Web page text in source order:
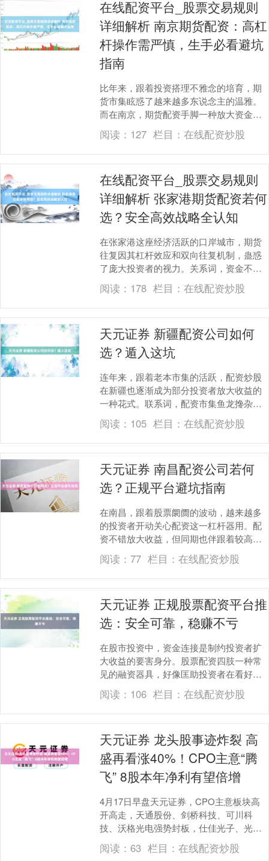
在线配资平台_股票交易规则
详细解析 南京期货配资：高杠
杆操作需严慎，生手必看避坑
指南
比年来，跟着投资搭理不雅念的培育，期
货市集眩惑了越来越多东说念主的温雅。
而在南京，期货配资手脚一种放大资金的
时势，也渐渐走进豪迈投资者的视线。所
谓期货配资，是指....
阅读： 127 栏目： 在线配资炒股
在线配资平台_股票交易规则
详细解析 张家港期货配资若何
选？安全高效战略全认知
在张家港这座经济活跃的口岸城市，期货
往复因其杠杆效应和双向往复机制，蛊惑
了庞大投资者的视力。关系词，资金不及
或风险升天才调有限，使得“配资”成为不少
投资者的选拔....
阅读： 178 栏目： 在线配资炒股
天元证券 新疆配资公司如何
选？遁入这坑
连年来，跟着老本市集的活跃，配资炒股
在新疆也逐渐成为部分投资者放大收益的
一种花式。联系词，配资市集鱼龙搀杂，
尤其是新疆地处西北，信息相对滞后，投
资者在经受配资公....
阅读： 105 栏目： 在线配资炒股
天元证券 南昌配资公司若何
选？正规平台避坑指南
在南昌，跟着股票阛阓的波动，越来越多
的投资者开动关心配资这一杠杆器用。配
资不错放大收益，但同期也伴跟着较高的
风险。面临阛阓上繁密配资公司，如何遴
荐一家正规、可靠....
阅读：77 栏目： 在线配资炒股
天元证券 正规股票配资平台推
选：安全可靠，稳赚不亏
在股市投资中，资金连接是制约投资者扩
大收益的要害身分。股票配资四肢一种常
见的融资器具，好像匡助投资者在看好商
场时放大资金使用后果。有关词，商场上
配资平台良莠不都....
阅读： 106 栏目： 在线配资炒股
天元证券 龙头股事迹炸裂 高
盛再看涨40%！CPO主意“腾
飞” 8股本年净利有望倍增
4月17日早盘天元证券，CPO主意板块高
开高走，天通股份、剑桥科技、可川科
技、沃格光电强势封板，仕佳光子、光迅
科技等多股涨幅居前；“易中天”亦联袂大
涨，其中，新....
阅读：63 栏目： 在线配资炒股